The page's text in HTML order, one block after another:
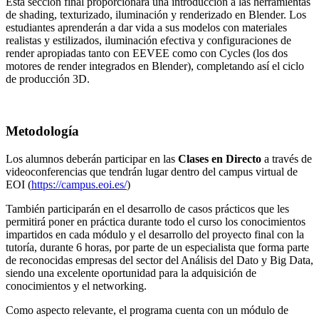
de shading, texturizado, iluminación y renderizado en Blender. Los
estudiantes aprenderán a dar vida a sus modelos con materiales
realistas y estilizados, iluminación efectiva y configuraciones de
render apropiadas tanto con EEVEE como con Cycles (los dos
motores de render integrados en Blender), completando así el ciclo
de producción 3D.
Metodología
Los alumnos deberán participar en las Clases en Directo a través de
videoconferencias que tendrán lugar dentro del campus virtual de
EOI (https://campus.eoi.es/)
También participarán en el desarrollo de casos prácticos que les
permitirá poner en práctica durante todo el curso los conocimientos
impartidos en cada módulo y el desarrollo del proyecto final con la
tutoría, durante 6 horas, por parte de un especialista que forma parte
de reconocidas empresas del sector del Análisis del Dato y Big Data,
siendo una excelente oportunidad para la adquisición de
conocimientos y el networking.
Como aspecto relevante, el programa cuenta con un módulo de